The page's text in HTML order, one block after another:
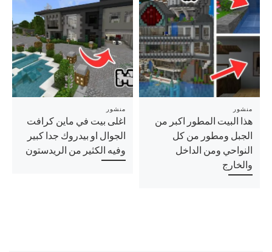
منشور
اغلى بيت في ماين كرافت
الجوال او بيدروك جدا كبير
وفيه الكثير من الريدستون
منشور
هذا البيت المطور اكبر من
الجبل ومطور من كل
النواحي ومن الداخل
والخارج